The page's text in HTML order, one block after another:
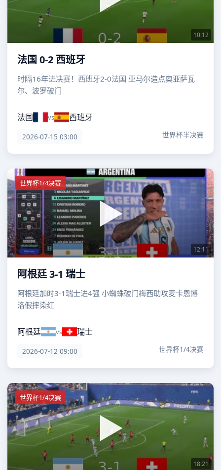
10:12
法国 0-2 西班牙
时隔16年进决赛！西班牙2-0法国 亚马尔造点奥亚萨瓦
尔、波罗破门
法国 vs 西班牙
2026-07-15 03:00 世界杯半决赛
世界杯1/4决赛
12:11
阿根廷 3-1 瑞士
阿根廷加时3-1瑞士进4强 小蜘蛛破门梅西助攻麦卡恩博
洛假摔染红
阿根廷 vs 瑞士
2026-07-12 09:00 世界杯1/4决赛
世界杯1/4决赛
18:21